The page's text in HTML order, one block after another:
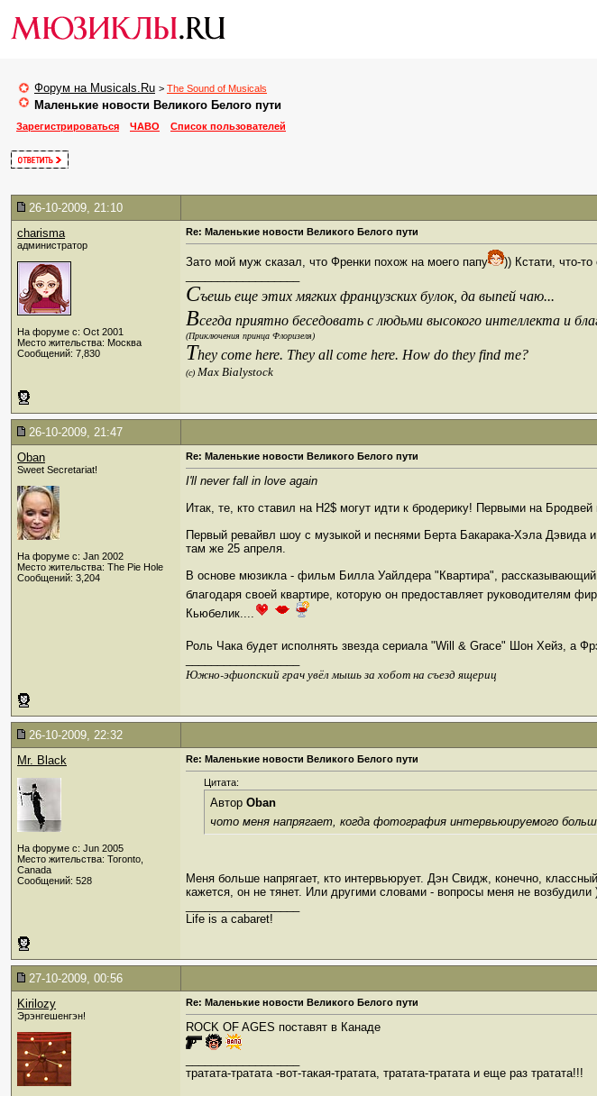
Форум на Musicals.Ru > The Sound of Musicals
Маленькие новости Великого Белого пути
Зарегистрироваться
ЧАВО Список пользователей
26-10-2009, 21:10
charisma
администратор
На форуме с: Oct 2001
Место жительства: Москва
Сообщений: 7,830
Re: Маленькие новости Великого Белого пути
Зато мой муж сказал, что Френки похож на моего папу )) Кстати, что-то
Съешь еще этих мягких французских булок, да выпей чаю...
Всегда приятно беседовать с людьми высокого интеллекта и
(Приключения принца Флоризеля)
They come here. They all come here. How do they find me?
(c) Max Bialystock
26-10-2009, 21:47
Oban
Sweet Secretariat!
На форуме с: Jan 2002
Место жительства: The Pie Hole
Сообщений: 3,204
Re: Маленькие новости Великого Белого пути
I'll never fall in love again
Итак, те, кто ставил на H2$ могут идти к бродерику! Первыми на
Первый ревайвл шоу с музыкой и песнями Берта Бакарака-Хэла Дэвида
там же 25 апреля.
В основе мюзикла - фильм Билла Уайлдера "Квартира", рассказывающий
благодаря своей квартире, которую он предоставляет руководителям
Кьюбелик....
Роль Чака будет исполнять звезда сериала "Will & Grace" Шон Хейз,
Южно-эфиопский грач увёл мышь за хобот на съезд ящериц
26-10-2009, 22:32
Mr. Black
На форуме с: Jun 2005
Место жительства: Toronto,
Canada
Сообщений: 528
Re: Маленькие новости Великого Белого пути
Цитата:
Автор Oban
чото меня напрягает, когда фотография интервьюируемого
Меня больше напрягает, кто интервьюрует. Дэн Свидж, конечно,
кажется, он не тянет. Или другими словами - вопросы меня не возбудили
Life is a cabaret!
27-10-2009, 00:56
Kirilozy
Эрэнгешенгэн!
Re: Маленькие новости Великого Белого пути
ROCK OF AGES поставят в Канаде
тратата-тратата -вот-такая-тратата, тратата-тратата и еще раз тратата!!!